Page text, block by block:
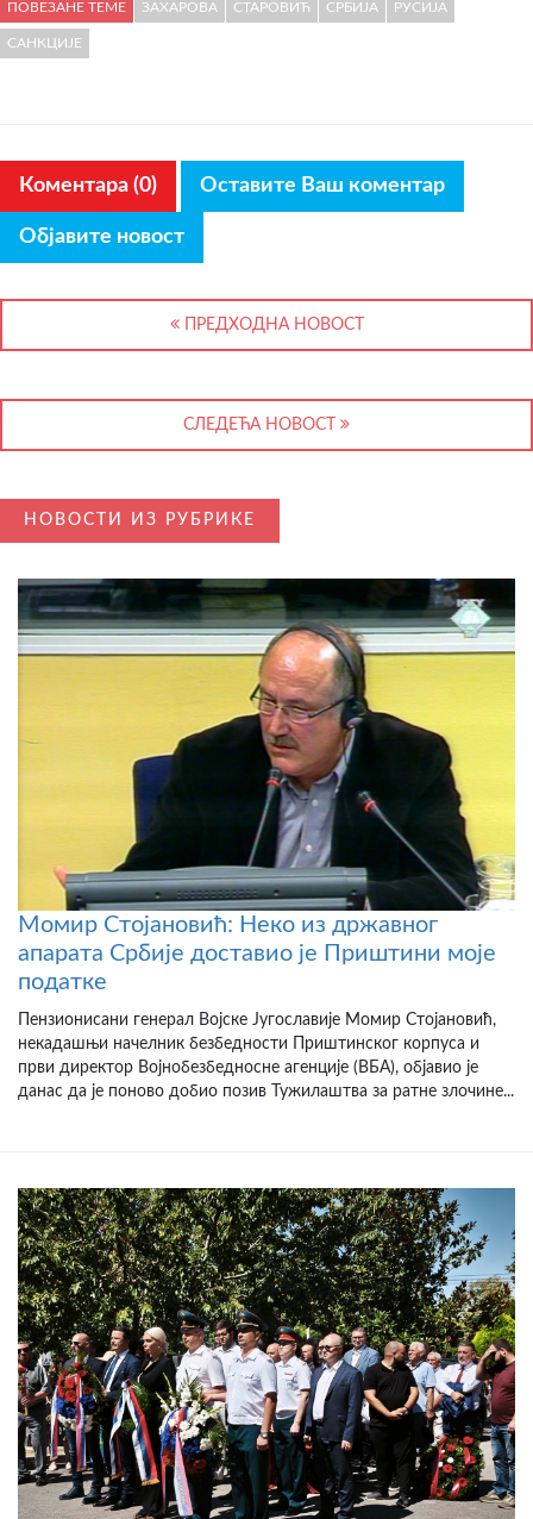
ПОВЕЗАНЕ ТЕМЕ ЗАХАРОВА СТАРОВИЋ СРБИЈА РУСИЈА
САНКЦИЈЕ
Коментара (0) Оставите Ваш коментар
Објавите новост
ПРЕДХОДНА НОВОСТ
СЛЕДЕЋА НОВОСТ
НОВОСТИ ИЗ РУБРИКЕ
Момир Стојановић: Неко из државног
апарата Србије доставио је Приштини моје
податке
Пензионисани генерал Војске Југославије Момир Стојановић,
некадашњи начелник безбедности Приштинског корпуса и
први директор Војнобезбедносне агенције (ВБА), објавио је
данас да је поново добио позив Тужилаштва за ратне злочине...